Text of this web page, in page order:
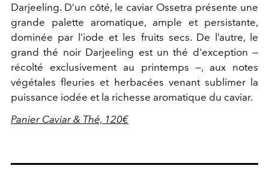
Darjeeling. D’un côté, le caviar Ossetra présente une
grande palette aromatique, ample et persistante,
dominée par l’iode et les fruits secs. De l’autre, le
grand thé noir Darjeeling est un thé d'exception —
récolté exclusivement au printemps —, aux notes
végétales fleuries et herbacées venant sublimer la
puissance iodée et la richesse aromatique du caviar.
Panier Caviar & Thé, 120€